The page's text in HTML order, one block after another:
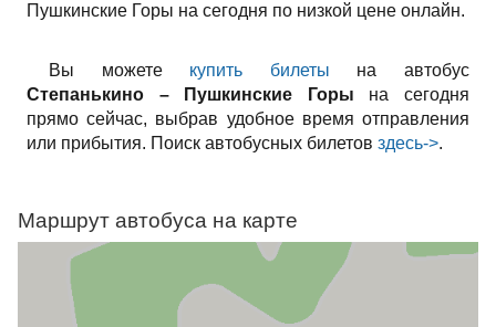
Пушкинские Горы на сегодня по низкой цене онлайн.
Вы можете купить билеты на автобус
Степанькино – Пушкинские Горы на сегодня
прямо сейчас, выбрав удобное время отправления
или прибытия. Поиск автобусных билетов здесь->.
Маршрут автобуса на карте